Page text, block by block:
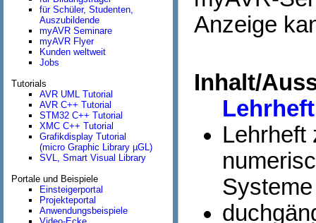
für Schüler, Studenten,
Auszubildende
myAVR Seminare
myAVR Flyer
Kunden weltweit
Jobs
Tutorials
AVR UML Tutorial
AVR C++ Tutorial
STM32 C++ Tutorial
XMC C++ Tutorial
Grafikdisplay Tutorial
(micro Graphic Library µGL)
SVL, Smart Visual Library
Portale und Beispiele
Einsteigerportal
Projekteportal
Anwendungsbeispiele
Anzeige
Inhalt/
Lehrheft
Lehrheft
Systeme